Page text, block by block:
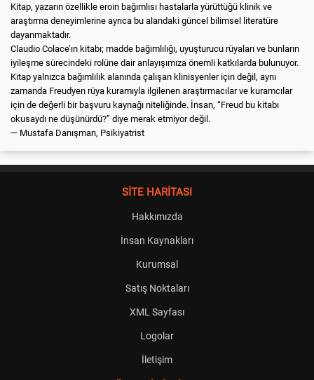
Kitap, yazarın özellikle eroin bağımlısı hastalarla yürüttüğü klinik ve
araştırma deneyimlerine ayrıca bu alandaki güncel bilimsel literatüre
dayanmaktadır.
Claudio Colace’ın kitabı; madde bağımlılığı, uyuşturucu rüyaları ve bunların
iyileşme sürecindeki rolüne dair anlayışımıza önemli katkılarda bulunuyor.
Kitap yalnızca bağımlılık alanında çalışan klinisyenler için değil, aynı
zamanda Freudyen rüya kuramıyla ilgilenen araştırmacılar ve kuramcılar
için de değerli bir başvuru kaynağı niteliğinde. İnsan, “Freud bu kitabı
okusaydı ne düşünürdü?” diye merak etmiyor değil.
— Mustafa Danışman, Psikiyatrist
SİTE HARİTASI
Hakkımızda
İnsan Kaynakları
Kurumsal
Satış Noktaları
XML Sayfası
Logolar
İletişim